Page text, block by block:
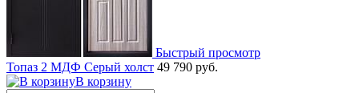
Быстрый просмотр
Топаз 2 МДФ Серый холст 49 790 руб.
В корзину